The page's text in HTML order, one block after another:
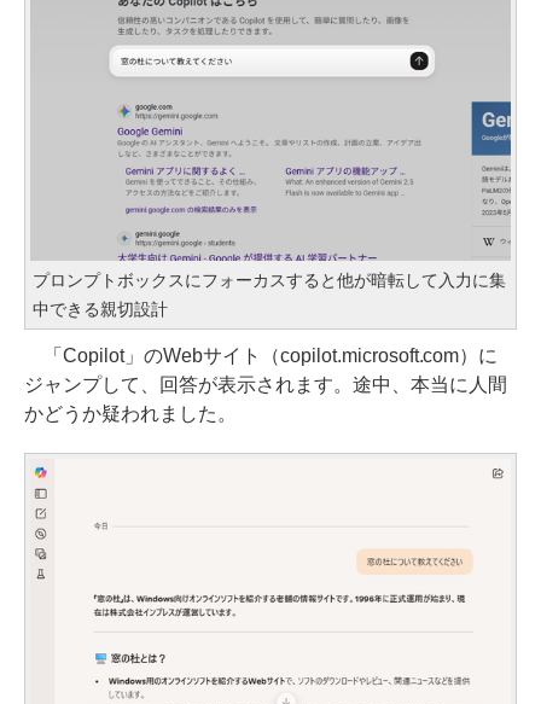
プロンプトボックスにフォーカスすると他が暗転して入力に集
中できる親切設計
「Copilot」のWebサイト（copilot.microsoft.com）に
ジャンプして、回答が表示されます。途中、本当に人間
かどうか疑われました。